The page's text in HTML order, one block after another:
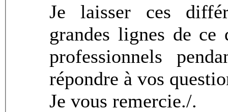
Je laisser ces
grandes lignes de
professionnels
répondre à vos
Je vous remercie./.